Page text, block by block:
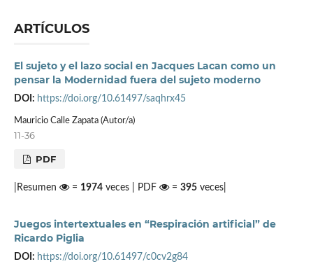
ARTÍCULOS
El sujeto y el lazo social en Jacques Lacan como un
pensar la Modernidad fuera del sujeto moderno
DOI: https://doi.org/10.61497/saqhrx45
Mauricio Calle Zapata (Autor/a)
11-36
PDF
|Resumen = 1974veces | PDF = 395veces|
Juegos intertextuales en “Respiración artificial” de
Ricardo Piglia
DOI: https://doi.org/10.61497/c0cv2g84